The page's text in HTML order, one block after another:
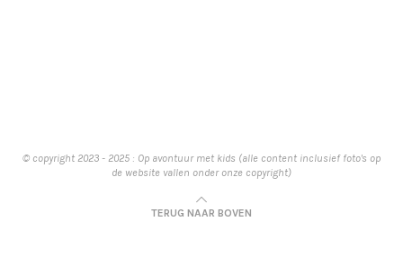
© copyright 2023 - 2025 : Op avontuur met kids (alle content inclusief foto's op
de website vallen onder onze copyright)
TERUG NAAR BOVEN